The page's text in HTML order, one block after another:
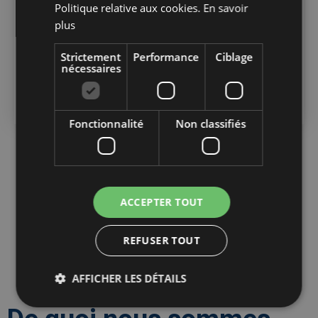
Politique relative aux cookies. En savoir
plus
Strictement
nécessaires
Performance Ciblage
Fonctionnalité Non classifiés
ACCEPTER TOUT
REFUSER TOUT
AFFICHER LES DÉTAILS